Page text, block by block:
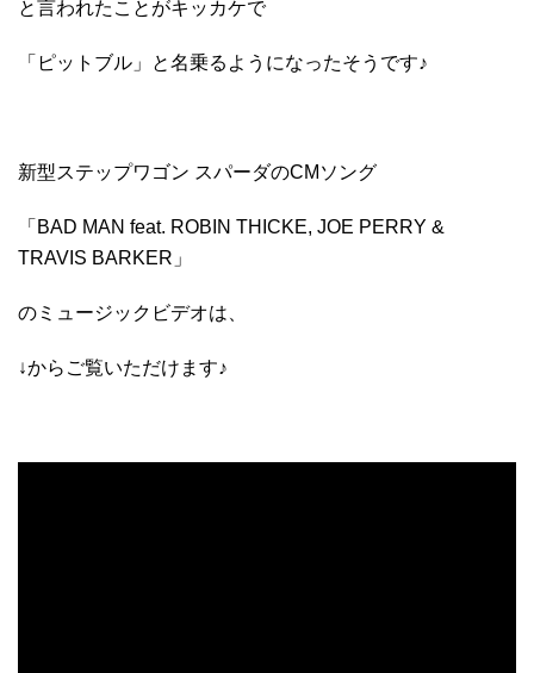
と言われたことがキッカケで
「ピットブル」と名乗るようになったそうです♪
新型ステップワゴン スパーダのCMソング
「BAD MAN feat. ROBIN THICKE, JOE PERRY &
TRAVIS BARKER」
のミュージックビデオは、
↓からご覧いただけます♪